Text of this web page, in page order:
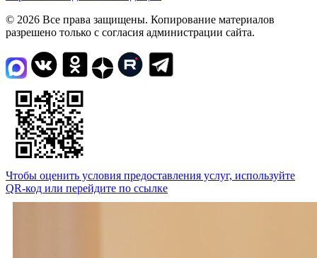
© 2026 Все права защищены. Копирование материалов
разрешено только с согласия администрации сайта.
Чтобы оценить условия предоставления услуг, используйте
QR-код или перейдите по ссылке